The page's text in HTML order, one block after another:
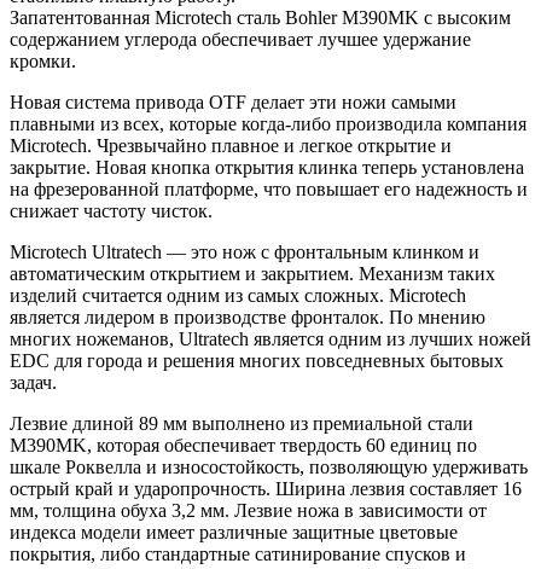
Запатентованная Microtech сталь Bohler M390MK с высоким
содержанием углерода обеспечивает лучшее удержание
кромки.
Новая система привода OTF делает эти ножи самыми
плавными из всех, которые когда-либо производила компания
Microtech. Чрезвычайно плавное и легкое открытие и
закрытие. Новая кнопка открытия клинка теперь установлена
на фрезерованной платформе, что повышает его надежность и
снижает частоту чисток.
Microtech Ultratech — это нож с фронтальным клинком и
автоматическим открытием и закрытием. Механизм таких
изделий считается одним из самых сложных. Microtech
является лидером в производстве фронталок. По мнению
многих ножеманов, Ultratech является одним из лучших ножей
EDC для города и решения многих повседневных бытовых
задач.
Лезвие длиной 89 мм выполнено из премиальной стали
M390MK, которая обеспечивает твердость 60 единиц по
шкале Роквелла и износостойкость, позволяющую удерживать
острый край и ударопрочность. Ширина лезвия составляет 16
мм, толщина обуха 3,2 мм. Лезвие ножа в зависимости от
индекса модели имеет различные защитные цветовые
покрытия, либо стандартные сатинирование спусков и